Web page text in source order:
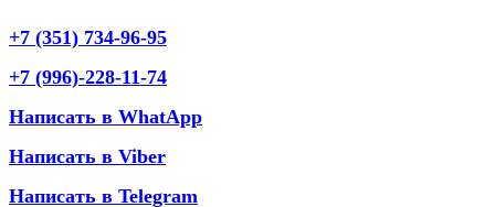
+7 (351) 734-96-95
+7 (996)-228-11-74
Написать в WhatApp
Написать в Viber
Написать в Telegram